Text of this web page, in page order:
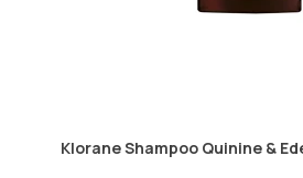
Klorane Shampoo Quinine &